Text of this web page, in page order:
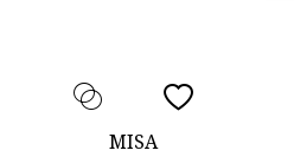
MISA